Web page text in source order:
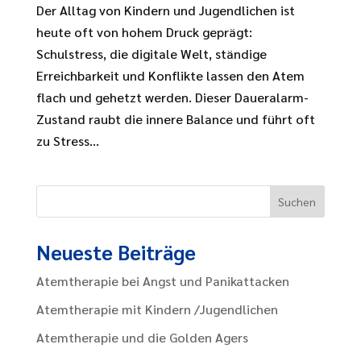
Der Alltag von Kindern und Jugendlichen ist
heute oft von hohem Druck geprägt:
Schulstress, die digitale Welt, ständige
Erreichbarkeit und Konflikte lassen den Atem
flach und gehetzt werden. Dieser Daueralarm-
Zustand raubt die innere Balance und führt oft
zu Stress...
Neueste Beiträge
Atemtherapie bei Angst und Panikattacken
Atemtherapie mit Kindern /Jugendlichen
Atemtherapie und die Golden Agers